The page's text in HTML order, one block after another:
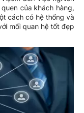
của khách hàng,
cách có hệ thống và
mối quan hệ tốt đẹp